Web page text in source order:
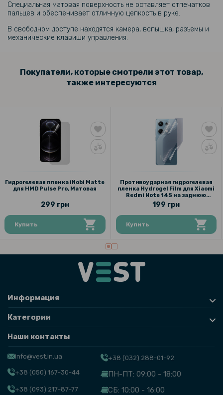
109 грн
Защитное стекло Privacy Full Screen для ZTE Blade A73 5G, Black
119 грн
Специальная матовая поверхность не оставляет отпечатков
пальцев и обеспечивает отличную цепкость в руке.
В свободном доступе находятся камера, вспышка, разъемы и
механические клавиши управления.
Покупатели, которые смотрели этот товар,
также интересуются
Гидрогелевая пленка iNobi Matte
для HMD Pulse Pro, Матовая
299 грн
Купить
Противоударная гидрогелевая
пленка Hydrogel Film для Xiaomi
Redmi Note 14S на заднюю
панель, Transparent
199 грн
Купить
Информация
Категории
Наши контакты
info@vest.in.ua
+38 (050) 167-30-44
+38 (093) 217-87-77
+38 (032) 288-01-92
ПН-ПТ: 09:00 - 18:00
СБ: 10:00 - 16:00